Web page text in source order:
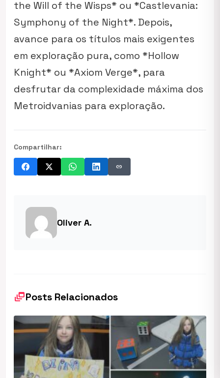
the Will of the Wisps* ou *Castlevania:
Symphony of the Night*. Depois,
avance para os títulos mais exigentes
em exploração pura, como *Hollow
Knight* ou *Axiom Verge*, para
desfrutar da complexidade máxima dos
Metroidvanias para exploração.
Compartilhar:
link
Oliver A.
dynamic_feedPosts Relacionados